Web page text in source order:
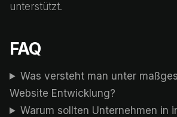
unterstützt.
FAQ
Was versteht man unter
Website Entwicklung?
Warum sollten Unternehmen in